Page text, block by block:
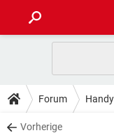
ANDROID
WINDOWS 10
TIPPS & TRICKS
SPIELE
DOWNLOADS
Forum
Vorherige